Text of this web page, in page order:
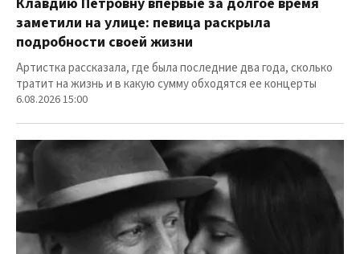
заметили на улице: певица раскрыла
подробности своей жизни
Артистка рассказала, где была последние два года, сколько
тратит на жизнь и в какую сумму обходятся ее концерты
6.08.2026 15:00